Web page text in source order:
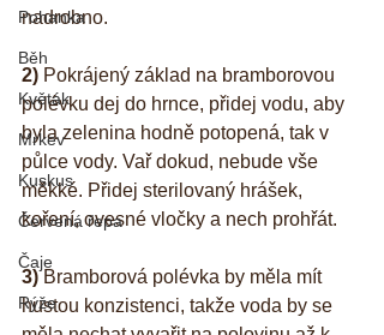
Pohanka
Běh
Květák
Mrkev
Kuskus
Červená řepa
Čaje
Rýže
nadrobno.
2) Pokrájený základ na bramborovou
polévku dej do hrnce, přidej vodu, aby
byla zelenina hodně potopená, tak v
půlce vody. Vař dokud, nebude vše
měkké. Přidej sterilovaný hrášek,
koření, ovesné vločky a nech prohřát.
3) Bramborová polévka by měla mít
hustou konzistenci, takže voda by se